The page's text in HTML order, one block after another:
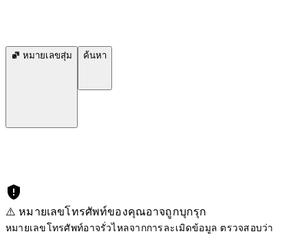
หมายเลขสุ่ม ค้นหา
⚠️ หมายเลขโทรศัพท์ของคุณอาจถูกบุกรุก
หมายเลขโทรศัพท์อาจรั่วไหลจากการละเมิดข้อมูล ตรวจสอบว่า